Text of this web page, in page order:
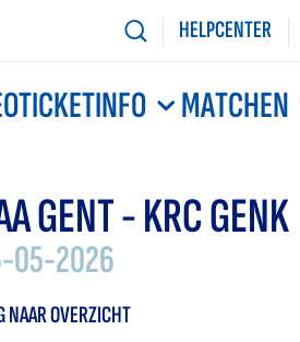
HELPCENTER
TICKETINFO MATCHEN
GENT - KRC GENK
05-2026
NAAR OVERZICHT